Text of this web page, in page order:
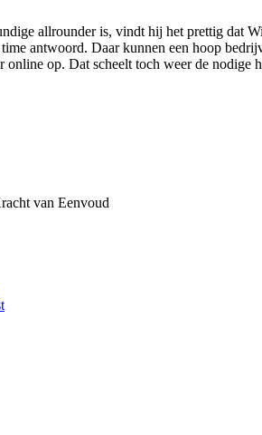
allrounder is, vindt hij het prettig dat
antwoord. Daar kunnen een hoop
online op. Dat scheelt toch weer de
van Eenvoud